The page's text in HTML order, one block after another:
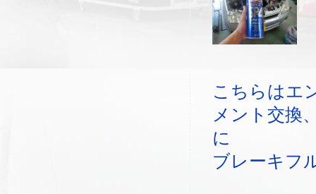
こちらはエ
メント交換
に
ブレーキフ